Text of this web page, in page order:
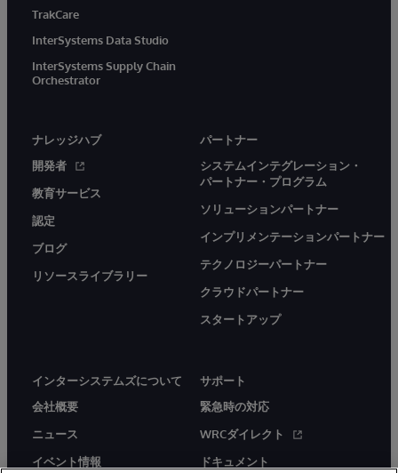
TrakCare
InterSystems Data Studio
InterSystems Supply Chain
Orchestrator
ナレッジハブ
開発者
教育サービス
認定
ブログ
リソースライブラリー
パートナー
システムインテグレーション・
パートナー・プログラム
ソリューションパートナー
インプリメンテーションパートナー
テクノロジーパートナー
クラウドパートナー
スタートアップ
インターシステムズについて
会社概要
ニュース
イベント情報
サポート
緊急時の対応
WRCダイレクト
ドキュメント